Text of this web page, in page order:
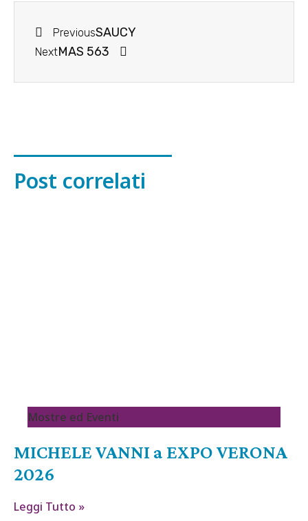
PreviousSAUCY
NextMAS 563
Post correlati
Mostre ed Eventi
MICHELE VANNI a EXPO VERONA
2026
Leggi Tutto »